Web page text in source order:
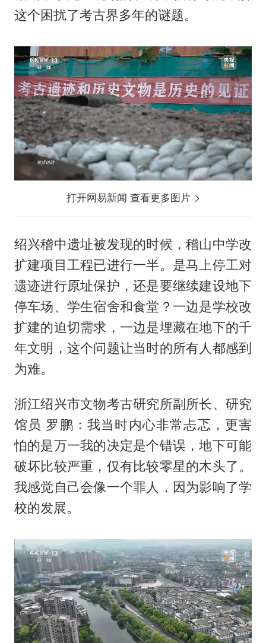
这个困扰了考古界多年的谜题。
打开网易新闻 查看更多图片
绍兴稽中遗址被发现的时候，稽山中学改
扩建项目工程已进行一半。是马上停工对
遗迹进行原址保护，还是要继续建设地下
停车场、学生宿舍和食堂？一边是学校改
扩建的迫切需求，一边是埋藏在地下的千
年文明，这个问题让当时的所有人都感到
为难。
浙江绍兴市文物考古研究所副所长、研究
馆员 罗鹏：我当时内心非常忐忑，更害
怕的是万一我的决定是个错误，地下可能
破坏比较严重，仅有比较零星的木头了。
我感觉自己会像一个罪人，因为影响了学
校的发展。